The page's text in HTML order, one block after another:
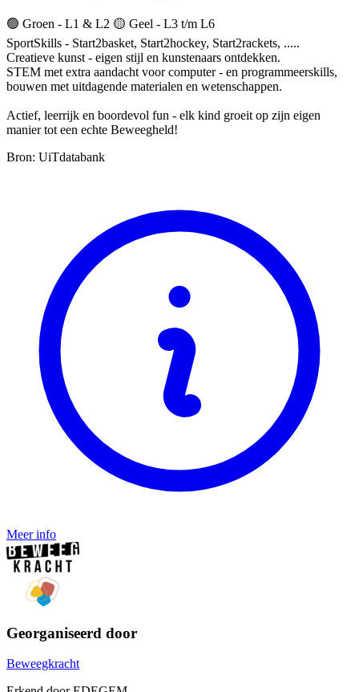
🟢 Groen - L1 & L2 🟡 Geel - L3 t/m L6
SportSkills - Start2basket, Start2hockey, Start2rackets, .....
Creatieve kunst - eigen stijl en kunstenaars ontdekken.
STEM met extra aandacht voor computer - en programmeerskills,
bouwen met uitdagende materialen en wetenschappen.
Actief, leerrijk en boordevol fun - elk kind groeit op zijn eigen
manier tot een echte Beweegheld!
Bron: UiTdatabank
Meer info
Georganiseerd door
Beweegkracht